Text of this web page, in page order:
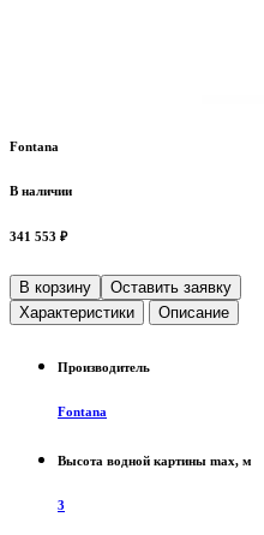
Fontana
В наличии
341 553 ₽
В корзину
Оставить заявку
Характеристики
Описание
Производитель
Fontana
Высота водной картины max, м
3